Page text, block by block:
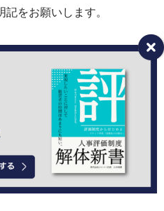
をお願いします。
次の記事
世界が注目する管理職なしで
も成果を生む組織！ビュート
ゾルフとは？